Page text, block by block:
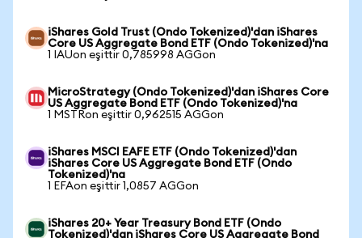
iShares Gold Trust (Ondo Tokenized)'dan iShares
Core US Aggregate Bond ETF (Ondo Tokenized)'na
1 IAUon eşittir 0,785998 AGGon
MicroStrategy (Ondo Tokenized)'dan iShares Core
US Aggregate Bond ETF (Ondo Tokenized)'na
1 MSTRon eşittir 0,962515 AGGon
iShares MSCI EAFE ETF (Ondo Tokenized)'dan
iShares Core US Aggregate Bond ETF (Ondo
Tokenized)'na
1 EFAon eşittir 1,0857 AGGon
iShares 20+ Year Treasury Bond ETF (Ondo
Tokenized)'dan iShares Core US Aggregate Bond